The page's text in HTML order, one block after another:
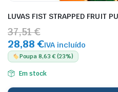
LUVAS FIST STRAPPED FRUIT
37,51 €
28,88 €IVA incluído
Poupa 8,63 € (23%)
Em stock